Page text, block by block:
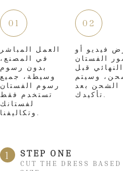
01
العمل المباشر
في المصنع،
بدون رسوم
وسيطة، جميع
رسوم الفستان
تستخدم فقط
لفستانك
وتكاليفنا.
02
فيديو أو
الفستان
النهائي قبل
وسيتم
الشحن بعد
تأكيدك.
1 STEP ONE
CUT THE DRESS